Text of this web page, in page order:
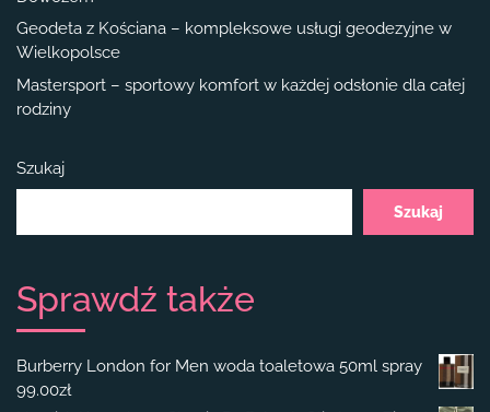
Geodeta z Kościana – kompleksowe usługi geodezyjne w
Wielkopolsce
Mastersport – sportowy komfort w każdej odsłonie dla całej
rodziny
Szukaj
Szukaj
Sprawdź także
Burberry London for Men woda toaletowa 50ml spray
99.00zł